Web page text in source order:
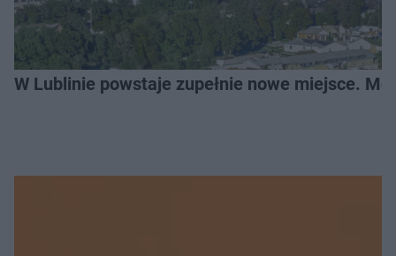
W Lublinie powstaje zupełnie nowe miejsce.